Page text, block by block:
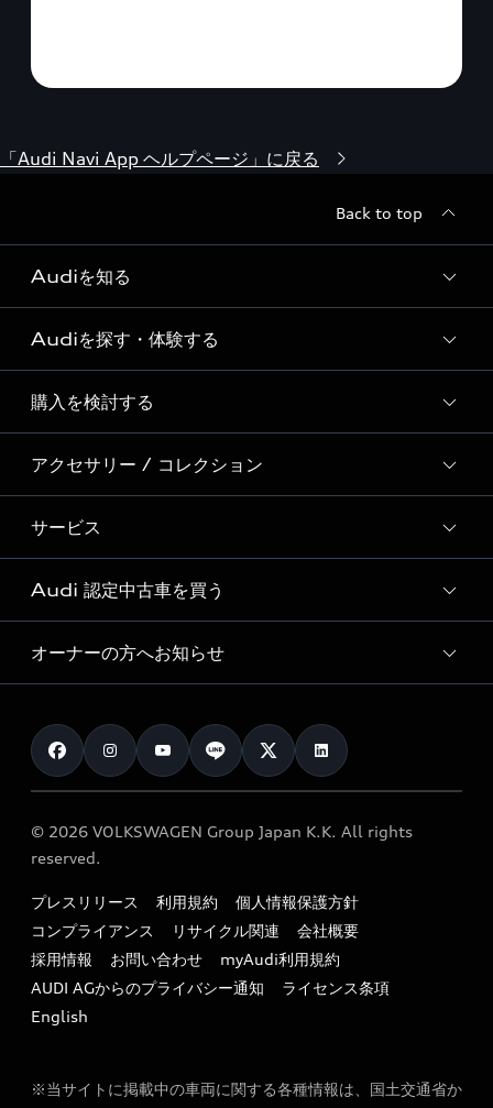
「Audi Navi App ヘルプページ」に戻る
Back to top
Audiを知る
Audi ブランド
Story of Progress
Audi Sport
Formula 1®
デジタルサービス
Audiを探す・体験する
ディーラー検索
新車在庫検索
試乗車・展示車検索
見積り依頼
試乗予約
購入を検討する
モデル一覧
特別仕様モデル / 限定モデル
e-tronラインアップ
価格シミュレーション
車両比較
カタログ一覧
アクセサリー / コレクション
純正アクセサリー
オンラインショップ
Audi collection
アウディナビアプリ
サービス
サービス入庫予約
サービスプログラム
メンテナンス
車検 / 定期点検
e-tronアフターサポート
myAudi
Audi 認定中古車を買う
Audi認定中古車
クオリティ
保証
メンテナンス
ファイナンス
キャンペーン / イベント
買取査定
オーナーの方へお知らせ
お知らせ
オーナー様向けキャンペーン
特定整備適用車一覧
リサイクル法
よくある質問（FAQ）
© 2026 VOLKSWAGEN Group Japan K.K. All rights
reserved.
プレスリリース 利用規約
個人情報保護方針
コンプライアンス
リサイクル関連
会社概要
採用情報
お問い合わせ
myAudi利用規約
AUDI AGからのプライバシー通知
ライセンス条項
English
※当サイトに掲載中の車両に関する各種情報は、国土交通省か